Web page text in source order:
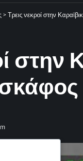
> Τρεις νεκροί στην
στην